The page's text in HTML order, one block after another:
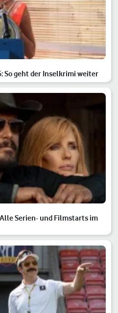
So geht der Inselkrimi weiter
Serien- und Filmstarts im